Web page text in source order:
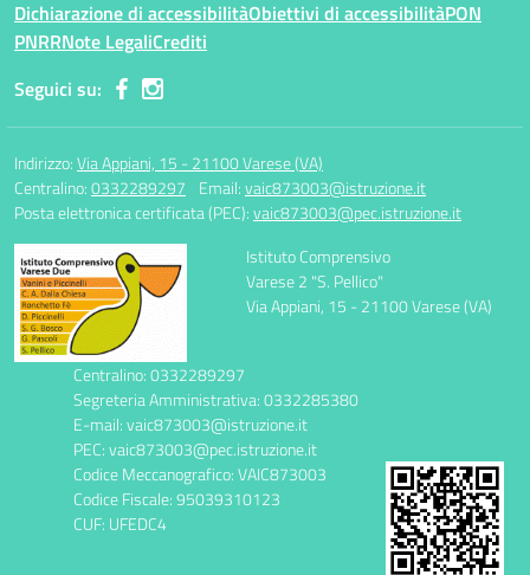
Dichiarazione di accessibilitàObiettivi di accessibilitàPON
PNRRNote LegaliCrediti
Seguici su:
Indirizzo:Via Appiani, 15 - 21100 Varese (VA)
Centralino:0332289297 Email:vaic873003@istruzione.it
Posta elettronica certificata (PEC):vaic873003@pec.istruzione.it
Istituto Comprensivo
Varese 2 "S. Pellico"
Via Appiani, 15 - 21100 Varese (VA)
Centralino: 0332289297
Segreteria Amministrativa: 0332285380
E-mail: vaic873003@istruzione.it
PEC: vaic873003@pec.istruzione.it
Codice Meccanografico: VAIC873003
Codice Fiscale: 95039310123
CUF: UFEDC4